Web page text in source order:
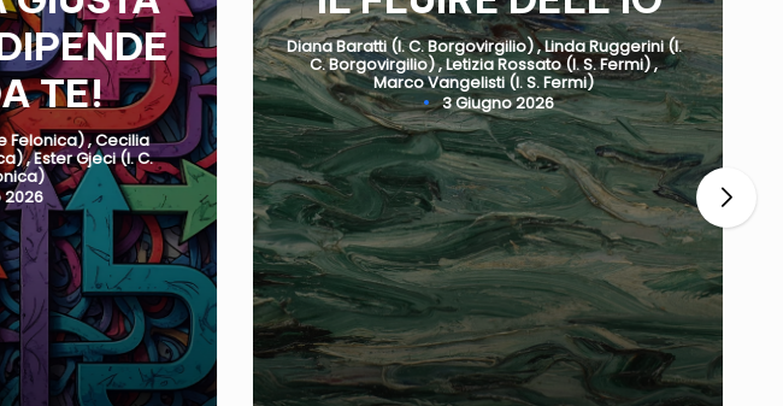
TE!
Felonica),Cecilia
,Ester Gjeci (I. C.
Posted
by
Diana Baratti (I. C. Borgovirgilio),Linda Ruggerini (I.
C. Borgovirgilio),Letizia Rossato (I. S. Fermi),
Marco Vangelisti (I. S. Fermi)
3 Giugno 2026